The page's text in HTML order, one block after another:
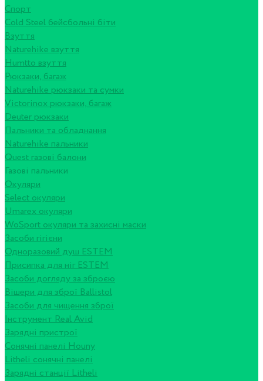
Спорт
Cold Steel бейсбольні біти
Взуття
Naturehike взуття
Humtto взуття
Рюкзаки, багаж
Naturehike рюкзаки та сумки
Victorinox рюкзаки, багаж
Deuter рюкзаки
Пальники та обладнання
Naturehike пальники
Quest газові балони
Газові пальники
Окуляри
Select окуляри
Umarex окуляри
WoSport окуляри та захисні маски
Засоби гігієни
Одноразовий душ ESTEM
Присипка для ніг ESTEM
Засоби догляду за зброєю
Вішери для зброї Ballistol
Засоби для чищення зброї
Інструмент Real Avid
Зарядні пристрої
Сонячні панелі Houny
Litheli сонячні панелі
Зарядні станції Litheli